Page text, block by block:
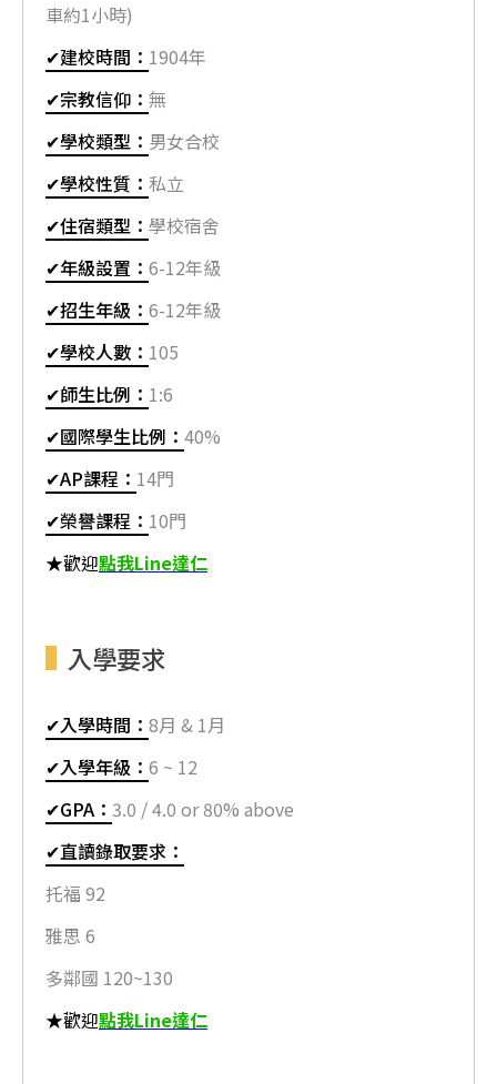
車約1小時)
✔建校時間： 1904年
✔宗教信仰： 無
✔學校類型： 男女合校
✔學校性質： 私立
✔住宿類型： 學校宿舍
✔年級設置： 6-12年級
✔招生年級： 6-12年級
✔學校人數： 105
✔師生比例： 1:6
✔國際學生比例： 40%
✔AP課程： 14門
✔榮譽課程： 10門
★歡迎點我Line達仁
入學要求
✔入學時間： 8月 & 1月
✔入學年級： 6 ~ 12
✔GPA： 3.0 / 4.0 or 80% above
✔直讀錄取要求：
托福 92
雅思 6
多鄰國 120~130
★歡迎點我Line達仁